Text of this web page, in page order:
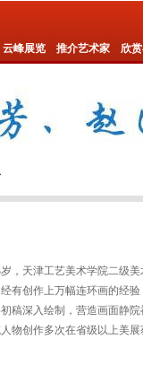
云峰展览 推介艺术家 欣
，天津工艺美术学院二级
有创作上万幅连环画的经
稿深入绘制，营造画面静
物创作多次在省级以上美